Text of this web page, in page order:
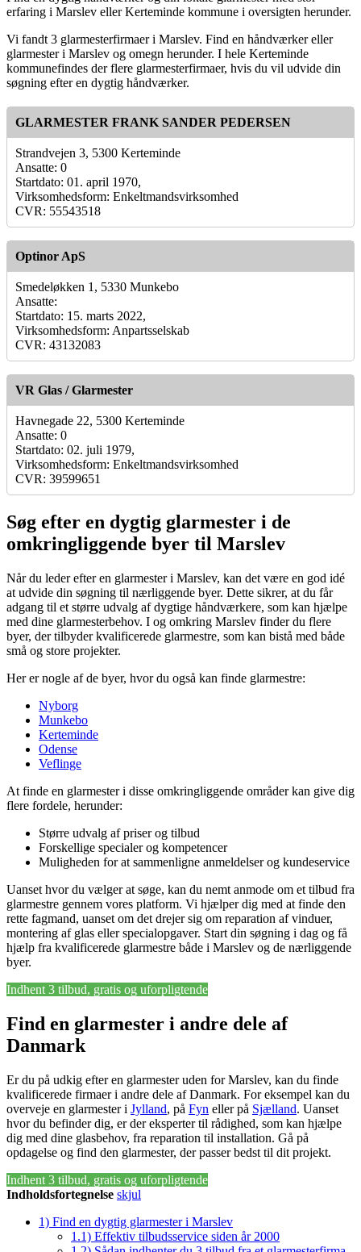
erfaring i Marslev eller Kerteminde kommune i oversigten herunder.
Vi fandt 3 glarmesterfirmaer i Marslev. Find en håndværker eller
glarmester i Marslev og omegn herunder. I hele Kerteminde
kommunefindes der flere glarmesterfirmaer, hvis du vil udvide din
søgning efter en dygtig håndværker.
GLARMESTER FRANK SANDER PEDERSEN
Strandvejen 3, 5300 Kerteminde
Ansatte: 0
Startdato: 01. april 1970,
Virksomhedsform: Enkeltmandsvirksomhed
CVR: 55543518
Optinor ApS
Smedeløkken 1, 5330 Munkebo
Ansatte:
Startdato: 15. marts 2022,
Virksomhedsform: Anpartsselskab
CVR: 43132083
VR Glas / Glarmester
Havnegade 22, 5300 Kerteminde
Ansatte: 0
Startdato: 02. juli 1979,
Virksomhedsform: Enkeltmandsvirksomhed
CVR: 39599651
Søg efter en dygtig glarmester i de
omkringliggende byer til Marslev
Når du leder efter en glarmester i Marslev, kan det være en god idé
at udvide din søgning til nærliggende byer. Dette sikrer, at du får
adgang til et større udvalg af dygtige håndværkere, som kan hjælpe
med dine glarmesterbehov. I og omkring Marslev finder du flere
byer, der tilbyder kvalificerede glarmestre, som kan bistå med både
små og store projekter.
Her er nogle af de byer, hvor du også kan finde glarmestre:
Nyborg
Munkebo
Kerteminde
Odense
Veflinge
At finde en glarmester i disse omkringliggende områder kan give dig
flere fordele, herunder:
Større udvalg af priser og tilbud
Forskellige specialer og kompetencer
Muligheden for at sammenligne anmeldelser og kundeservice
Uanset hvor du vælger at søge, kan du nemt anmode om et tilbud fra
glarmestre gennem vores platform. Vi hjælper dig med at finde den
rette fagmand, uanset om det drejer sig om reparation af vinduer,
montering af glas eller specialopgaver. Start din søgning i dag og få
hjælp fra kvalificerede glarmestre både i Marslev og de nærliggende
byer.
Indhent 3 tilbud, gratis og uforpligtende
Find en glarmester i andre dele af
Danmark
Er du på udkig efter en glarmester uden for Marslev, kan du finde
kvalificerede firmaer i andre dele af Danmark. For eksempel kan du
overveje en glarmester i Jylland, på Fyn eller på Sjælland. Uanset
hvor du befinder dig, er der eksperter til rådighed, som kan hjælpe
dig med dine glasbehov, fra reparation til installation. Gå på
opdagelse og find den glarmester, der passer bedst til dit projekt.
Indhent 3 tilbud, gratis og uforpligtende
Indholdsfortegnelse skjul
1) Find en dygtig glarmester i Marslev
1.1) Effektiv tilbudsservice siden år 2000